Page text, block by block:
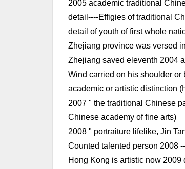
2005 academic traditional
detail----Effigies of traditional
detail of youth of first whole
Zhejiang province was versed
Zhejiang saved eleventh 2004
Wind carried on his shoulder or
academic or artistic distinction
2007 " the traditional Chinese
Chinese academy of fine arts)
2008 " portraiture lifelike, Jin
Counted talented person 2008
Hong Kong is artistic now 2009